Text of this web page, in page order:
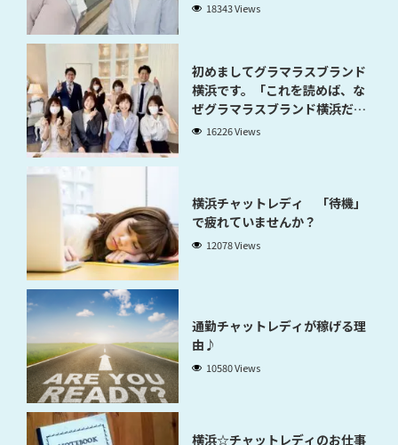
18343 Views
初めましてグラマラスブランド
横浜です。「これを読めば、な
ぜグラマラスブランド横浜だと
稼げるのかが分かります」
16226 Views
横浜チャットレディ 「待機」
で疲れていませんか？
12078 Views
通勤チャットレディが稼げる理
由♪
10580 Views
横浜☆チャットレディのお仕事